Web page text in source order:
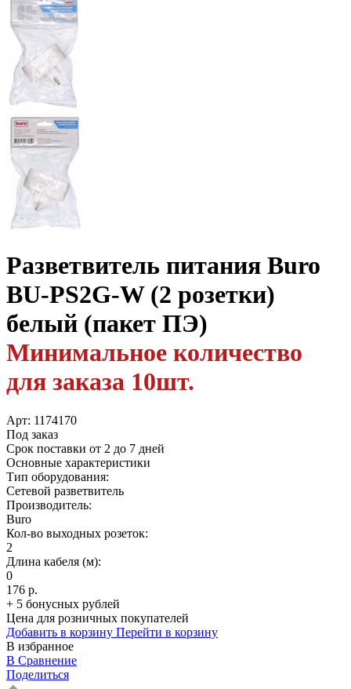
Разветвитель питания Buro
BU-PS2G-W (2 розетки)
белый (пакет ПЭ)
Минимальное количество
для заказа 10шт.
Арт: 1174170
Под заказ
Срок поставки от 2 до 7 дней
Основные характеристики
Тип оборудования:
Сетевой разветвитель
Производитель:
Buro
Кол-во выходных розеток:
2
Длина кабеля (м):
0
176 р.
+ 5 бонусных рублей
Цена для розничных покупателей
Добавить в корзину Перейти в корзину
В избранное
В Сравнение
Поделиться